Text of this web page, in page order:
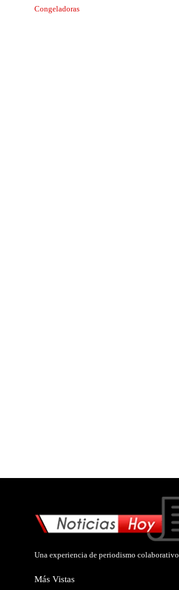
Congeladoras
Una experiencia de periodismo colaborativo
Más Vistas